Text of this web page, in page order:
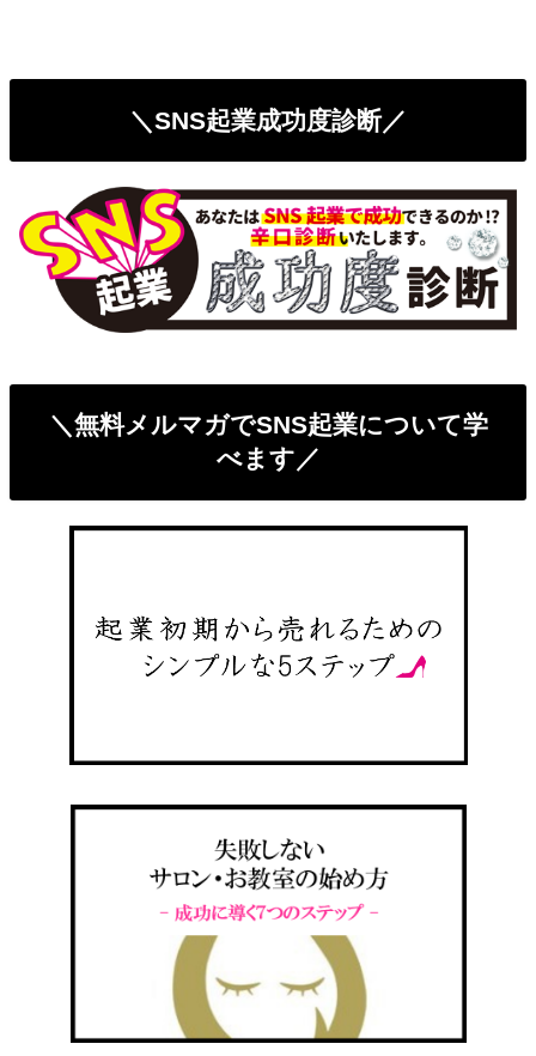
＼SNS起業成功度診断／
＼無料メルマガでSNS起業について学
べます／